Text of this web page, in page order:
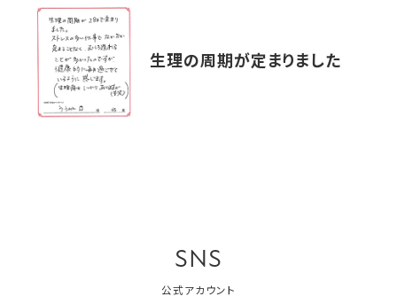
生理の周期が定まりました
SNS
公式アカウント